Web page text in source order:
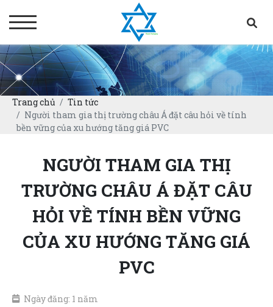
Trang chủ
Tin tức
Người tham gia thị trường châu Á đặt câu hỏi về tính
bền vững của xu hướng tăng giá PVC
NGƯỜI THAM GIA THỊ
TRƯỜNG CHÂU Á ĐẶT CÂU
HỎI VỀ TÍNH BỀN VỮNG
CỦA XU HƯỚNG TĂNG GIÁ
PVC
Ngày đăng: 1 năm